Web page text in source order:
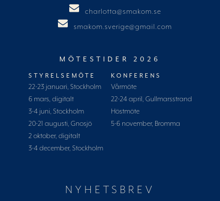
charlotta@smakom.se
smakom.sverige@gmail.com
MÖTESTIDER 2026
STYRELSEMÖTE
22-23 januari, Stockholm
6 mars, digitalt
3-4 juni, Stockholm
20-21 augusti, Gnosjö
2 oktober, digitalt
3-4 december, Stockholm
KONFERENS
Vårmöte
22-24 april, Gullmarsstrand
Höstmöte
5-6 november, Bromma
NYHETSBREV